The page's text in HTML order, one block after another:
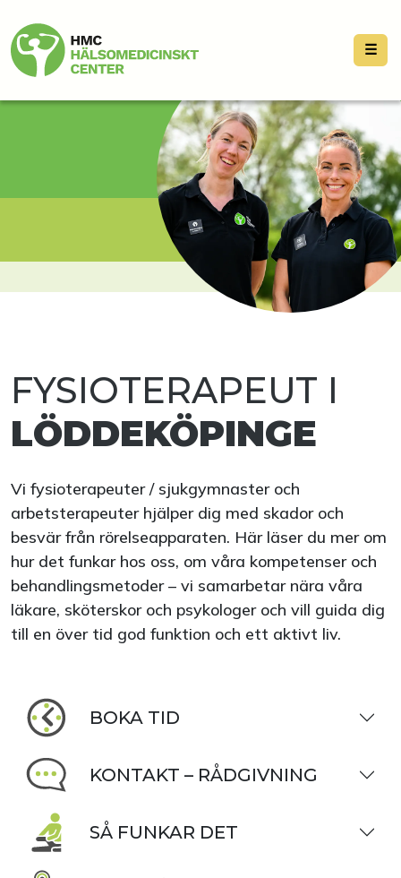
☰
FYSIOTERAPEUT I
LÖDDEKÖPINGE
Vi fysioterapeuter / sjukgymnaster och
arbetsterapeuter hjälper dig med skador och
besvär från rörelseapparaten. Här läser du mer om
hur det funkar hos oss, om våra kompetenser och
behandlingsmetoder – vi samarbetar nära våra
läkare, sköterskor och psykologer och vill guida dig
till en över tid god funktion och ett aktivt liv.
BOKA TID
KONTAKT – RÅDGIVNING
SÅ FUNKAR DET